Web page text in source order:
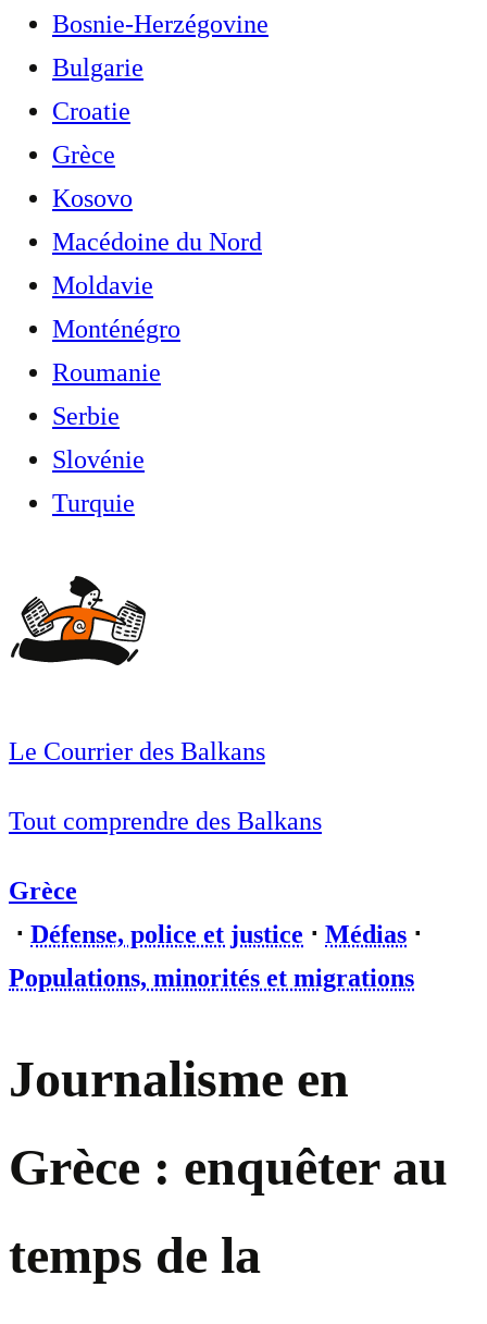
Bosnie-Herzégovine
Bulgarie
Croatie
Grèce
Kosovo
Macédoine du Nord
Moldavie
Monténégro
Roumanie
Serbie
Slovénie
Turquie
Le Courrier des Balkans
Tout comprendre des Balkans
Grèce
⋅ Défense, police et justice ⋅ Médias ⋅
Populations, minorités et migrations
Journalisme en
Grèce : enquêter au
temps de la